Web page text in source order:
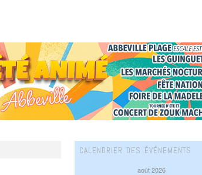
CALENDRIER DES ÉVÉNEMENTS
août 2026